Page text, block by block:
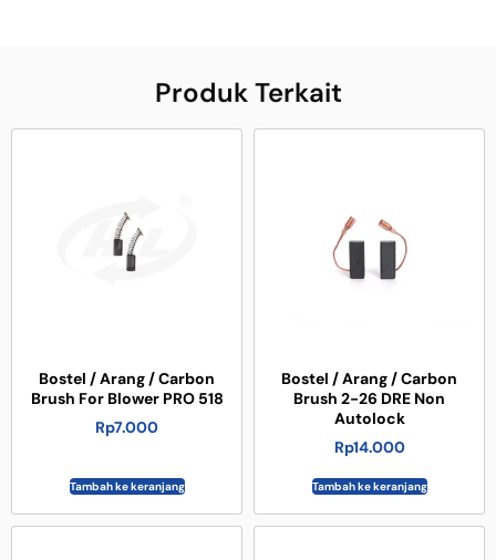
Produk Terkait
Bostel / Arang / Carbon
Brush For Blower PRO 518
Rp7.000
Tambah ke keranjang
Bostel / Arang / Carbon
Brush 2-26 DRE Non
Autolock
Rp14.000
Tambah ke keranjang